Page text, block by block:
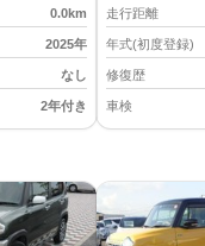
0.0km
2025年
なし
2年付き
走行距離
年式(初度登録)
修復歴
車検